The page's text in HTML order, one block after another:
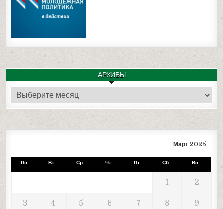
АРХИВЫ
Архивы
Март 2025
Пн Вт Ср Чт Пт Сб Вс
1 2
3 4 5 6 7 8 9